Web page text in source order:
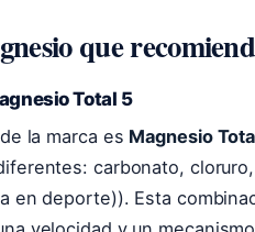
que
Total 5
la marca es Magnesio
carbonato,
en deporte)). Esta